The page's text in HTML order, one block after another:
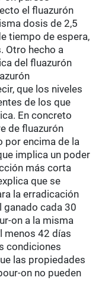
el fluazurón
dosis de 2,5
tiempo de espera,
Otro hecho a
del fluazurón
que los niveles
de los que
En concreto
de fluazurón
por encima de la
implica un poder
más corta
que se
la erradicación
ganado cada 30
on a la misma
menos 42 días
condiciones
las propiedades
on no pueden